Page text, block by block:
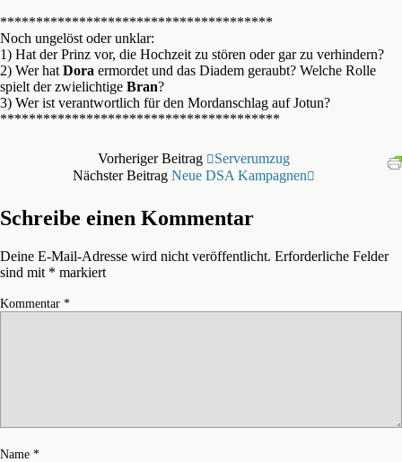
**************************************
Noch ungelöst oder unklar:
1) Hat der Prinz vor, die Hochzeit zu stören oder gar zu verhindern?
2) Wer hat Dora ermordet und das Diadem geraubt? Welche Rolle
spielt der zwielichtige Bran?
3) Wer ist verantwortlich für den Mordanschlag auf Jotun?
***************************************
Vorheriger Beitrag
Serverumzug
Nächster Beitrag Neue DSA Kampagnen
Schreibe einen Kommentar
Deine E-Mail-Adresse wird nicht veröffentlicht. Erforderliche Felder
sind mit * markiert
Kommentar *
Name *